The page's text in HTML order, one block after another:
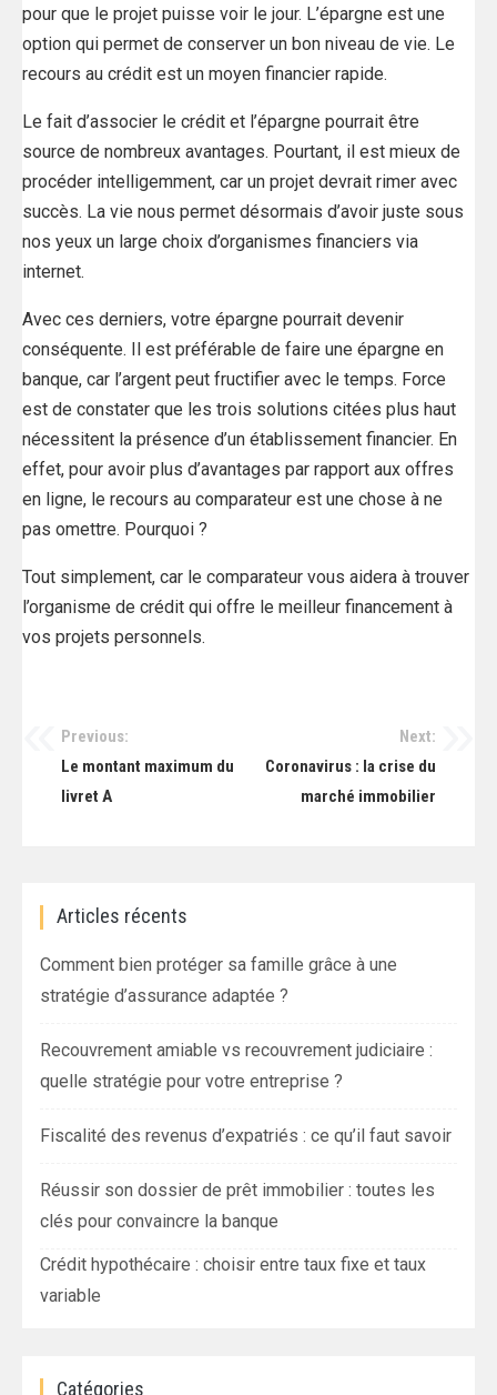
pour que le projet puisse voir le jour. L’épargne est une
option qui permet de conserver un bon niveau de vie. Le
recours au crédit est un moyen financier rapide.
Le fait d’associer le crédit et l’épargne pourrait être
source de nombreux avantages. Pourtant, il est mieux de
procéder intelligemment, car un projet devrait rimer avec
succès. La vie nous permet désormais d’avoir juste sous
nos yeux un large choix d’organismes financiers via
internet.
Avec ces derniers, votre épargne pourrait devenir
conséquente. Il est préférable de faire une épargne en
banque, car l’argent peut fructifier avec le temps. Force
est de constater que les trois solutions citées plus haut
nécessitent la présence d’un établissement financier. En
effet, pour avoir plus d’avantages par rapport aux offres
en ligne, le recours au comparateur est une chose à ne
pas omettre. Pourquoi ?
Tout simplement, car le comparateur vous aidera à trouver
l’organisme de crédit qui offre le meilleur financement à
vos projets personnels.
Navigation
Previous:
Le montant maximum du
livret A
Next:
Coronavirus : la crise du
marché immobilier
Articles récents
Comment bien protéger sa famille grâce à une
stratégie d’assurance adaptée ?
Recouvrement amiable vs recouvrement judiciaire :
quelle stratégie pour votre entreprise ?
Fiscalité des revenus d’expatriés : ce qu’il faut savoir
Réussir son dossier de prêt immobilier : toutes les
clés pour convaincre la banque
Crédit hypothécaire : choisir entre taux fixe et taux
variable
Catégories